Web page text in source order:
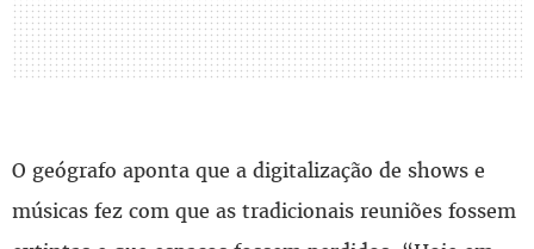
O geógrafo aponta que a digitalização de shows e
músicas fez com que as tradicionais reuniões fossem